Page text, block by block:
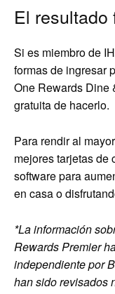
El resultado
Si es miembro de
formas de ingresar
One Rewards Dine
gratuita de hacerlo.
Para rendir al
mejores tarjetas de
software para
en casa o
*La información
Rewards Premier
independiente por
han sido revisados